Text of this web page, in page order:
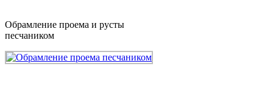
Обрамление проема и русты
песчаником